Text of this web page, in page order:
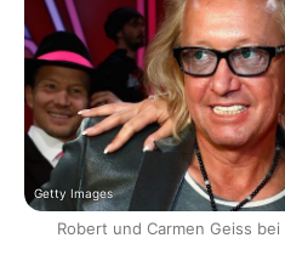
Getty Images
Robert und Carmen Geiss